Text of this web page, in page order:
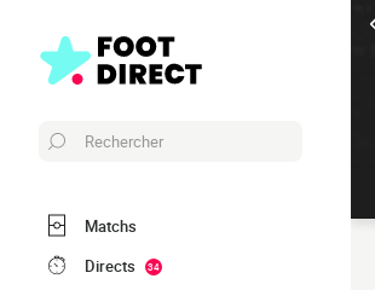
Rechercher
Matchs
Directs
34